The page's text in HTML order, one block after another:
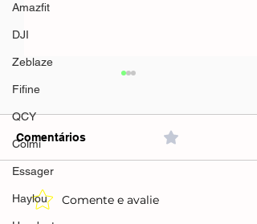
Amazfit
DJI
Zeblaze
Fifine
QCY
Colmi
Essager
HaylouTV Box V11 Conversor
de Smart TV UNITV
Comentários
Comente e avalie